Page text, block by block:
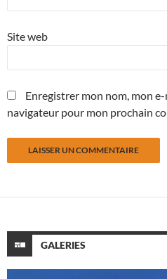
Site web
Enregistrer mon nom, mon
navigateur pour mon prochain
GALERIES